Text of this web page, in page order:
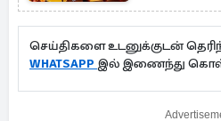
செய்திகளை உடனுக்குடன்
WHATSAPP இல் இணைந்து